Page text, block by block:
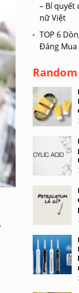
– Bí quyết
nữ Việt
TOP 6
Đáng Mua